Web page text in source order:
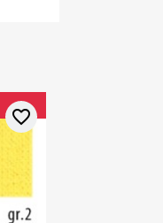
favorite_border